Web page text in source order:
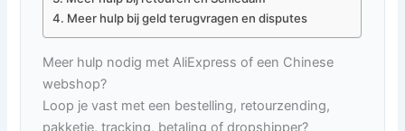
Meer hulp bij geld terugvragen en disputes
Meer hulp nodig met AliExpress of een Chinese
webshop?
Loop je vast met een bestelling, retourzending,
pakketje, tracking, betaling of dropshipper?